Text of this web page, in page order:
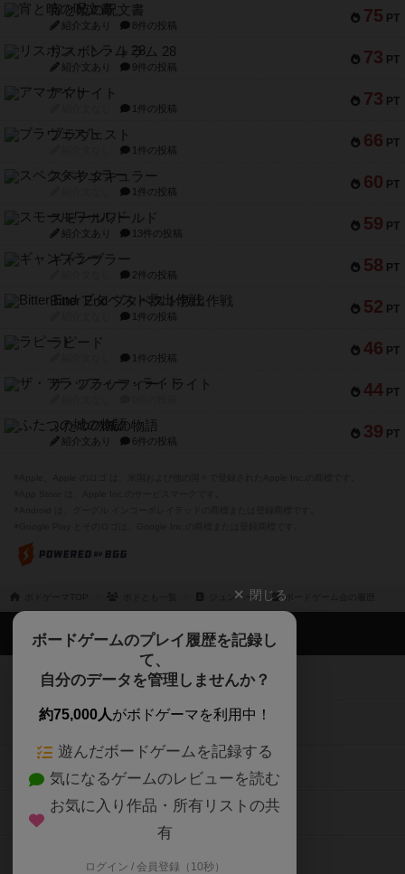
75 PT
宵と暁の呪文書
紹介文あり 8件の投稿
73 PT
リスボン・トラム 28
紹介文あり 9件の投稿
73 PT
アマナイト
1件の投稿
66 PT
ブラヴェスト
1件の投稿
60 PT
スペクタキュラー
1件の投稿
59 PT
スモールワールド
紹介文あり 13件の投稿
58 PT
ギャンブラー
2件の投稿
52 PT
Bitter End ブタペスト救出作戦
1件の投稿
46 PT
ラピード
1件の投稿
44 PT
ザ・フラッフィー・ライト
39 PT
ふたつの城の物語
紹介文あり 6件の投稿
ジュンペー ボードゲーム会の履歴
閉じる
ボードゲームのプレイ履歴を記録し
て、
自分のデータを管理しませんか？
約75,000人がボドゲーマを利用中！
遊んだボードゲームを記録する
気になるゲームのレビューを読む
お気に入り作品・所有リストの共
有
ログイン / 会員登録（10秒）
ボドゲーマTOP
ボードゲームを検索する
ボードゲームの新着レビュー
ボードゲーム会情報
メカニクス特集
掲示板・トピックス